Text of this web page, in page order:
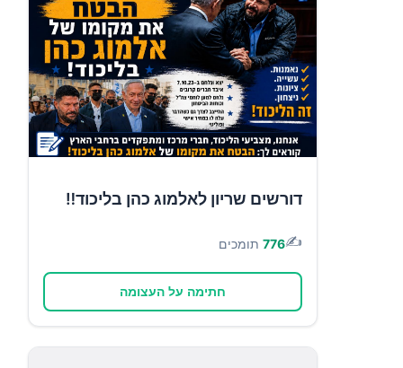
דורשים שריון לאלמוג כהן בליכוד‼️
✍️
776 תומכים
חתימה על העצומה